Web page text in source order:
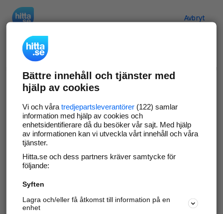
Avbryt
Verifiera ditt företag
Gör som 69 571företag
företagssida på hitta.se och syns bättre mot
kunder i ditt närområde. Helt kostnadsfritt.
Uppdatera din företagsinformation
Svara på och hantera dina omdömen
Bättre innehåll och tjänster med
hjälp av cookies
Vi och våra tredjepartsleverantörer(122) samlar
information med hjälp av cookies och
enhetsidentifierare då du besöker vår sajt. Med hjälp
av informationen kan vi utveckla vårt innehåll och våra
tjänster.
Hitta.se och dess partners kräver samtycke för
följande:
Syften
Lagra och/eller få åtkomst till information på en
enhet